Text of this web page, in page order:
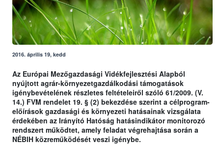
2016. április 19, kedd
Az Európai Mezőgazdasági Vidékfejlesztési Alapból
nyújtott agrár-környezetgazdálkodási támogatások
igénybevételének részletes feltételeiről szóló 61/2009. (V.
14.) FVM rendelet 19. § (2) bekezdése szerint a célprogram-
előírások gazdasági és környezeti hatásainak vizsgálata
érdekében az Irányító Hatóság hatásindikátor monitorozó
rendszert működtet, amely feladat végrehajtása során a
NÉBIH közreműködését veszi igénybe.